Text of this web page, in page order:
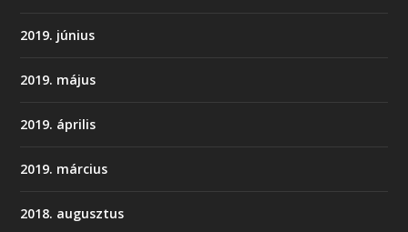
2019. június
2019. május
2019. április
2019. március
2018. augusztus